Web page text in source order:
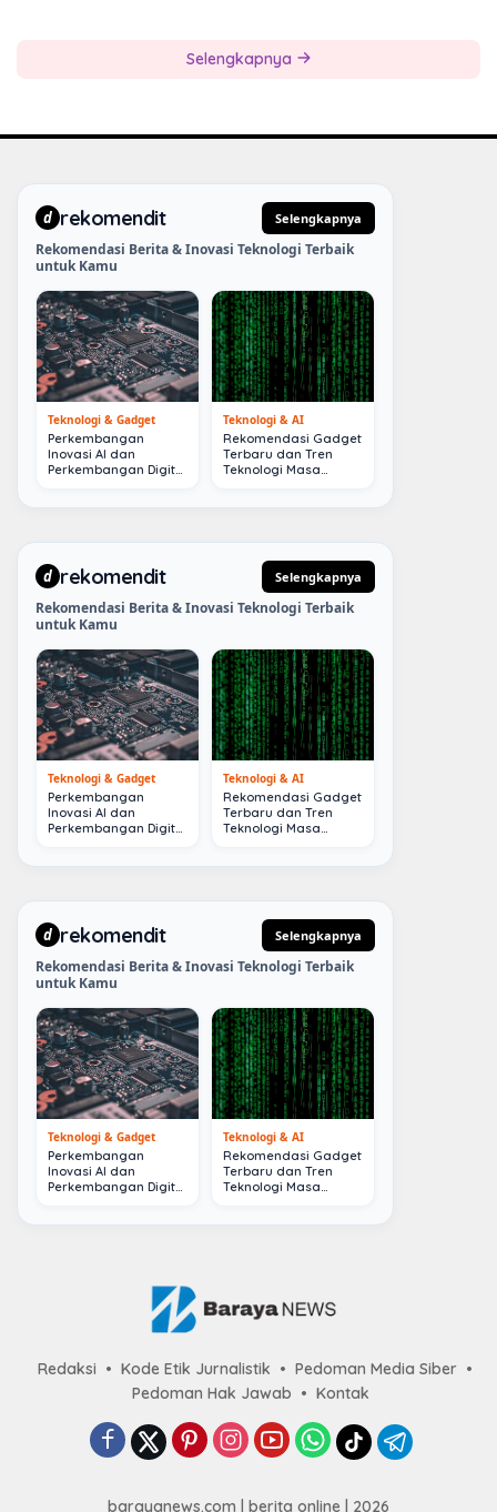
Selengkapnya
d rekomendit Selengkapnya
Rekomendasi Berita & Inovasi Teknologi Terbaik
untuk Kamu
Teknologi & Gadget
Perkembangan
Inovasi AI dan
Perkembangan Digital
Teknologi & AI
Rekomendasi Gadget
Terbaru dan Tren
Teknologi Masa
d rekomendit Selengkapnya
Rekomendasi Berita & Inovasi Teknologi Terbaik
untuk Kamu
Teknologi & Gadget
Perkembangan
Inovasi AI dan
Perkembangan Digital
Teknologi & AI
Rekomendasi Gadget
Terbaru dan Tren
Teknologi Masa
d rekomendit Selengkapnya
Rekomendasi Berita & Inovasi Teknologi Terbaik
untuk Kamu
Teknologi & Gadget
Perkembangan
Inovasi AI dan
Perkembangan Digital
Teknologi & AI
Rekomendasi Gadget
Terbaru dan Tren
Teknologi Masa
Redaksi Kode Etik Jurnalistik
Pedoman Media Siber
Pedoman Hak Jawab
Kontak
barayanews.com | berita online | 2026